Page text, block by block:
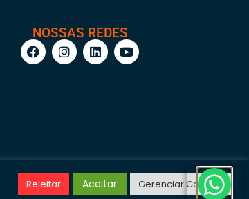
NOSSAS REDES
Rejeitar Aceitar Gerenciar Cookies